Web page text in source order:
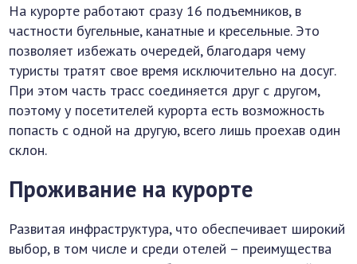
На курорте работают сразу 16 подъемников, в
частности бугельные, канатные и кресельные. Это
позволяет избежать очередей, благодаря чему
туристы тратят свое время исключительно на досуг.
При этом часть трасс соединяется друг с другом,
поэтому у посетителей курорта есть возможность
попасть с одной на другую, всего лишь проехав один
склон.
Проживание на курорте
Развитая инфраструктура, что обеспечивает широкий
выбор, в том числе и среди отелей – преимущества